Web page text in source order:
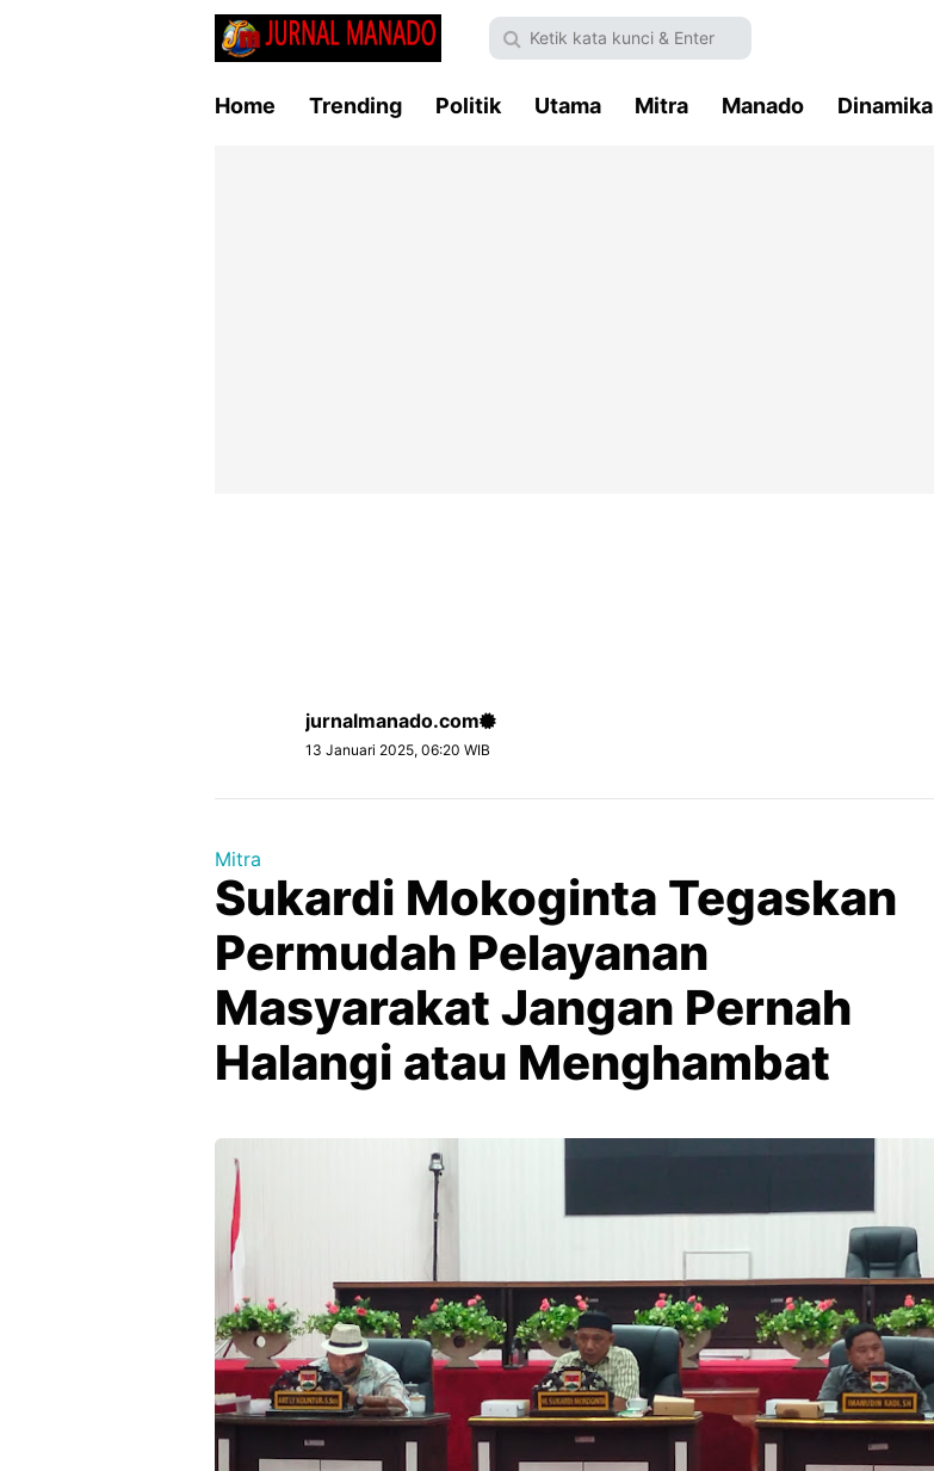
Home Trending Politik Utama Mitra Manado Dinamika
jurnalmanado.com
13 Januari 2025, 06:20 WIB
Mitra
Sukardi Mokoginta Tegaskan
Permudah Pelayanan
Masyarakat Jangan Pernah
Halangi atau Menghambat